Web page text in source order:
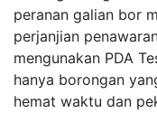
peranan galian bor
perjanjian
mengunakan PDA
hanya borongan
hemat waktu dan